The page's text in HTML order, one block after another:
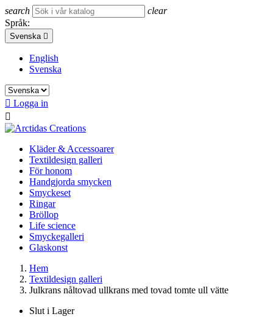
search
clear
Språk:
Svenska 
English
Svenska
 Logga in

Kläder & Accessoarer
Textildesign galleri
För honom
Handgjorda smycken
Smyckeset
Ringar
Bröllop
Life science
Smyckegalleri
Glaskonst
Hem
Textildesign galleri
Julkrans nåltovad ullkrans med tovad tomte ull vätte
Slut i Lager